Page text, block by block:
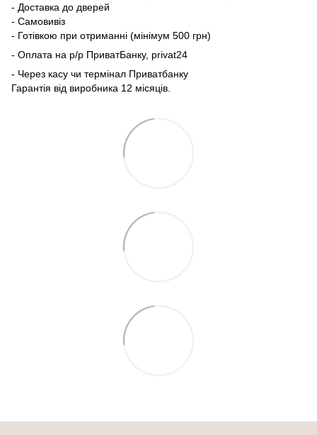
- Доставка до дверей
- Самовивіз
- Готівкою при отриманні (мінімум 500 грн)
- Оплата на р/р ПриватБанку, privat24
- Через касу чи термінал Приватбанку
Гарантія від виробника 12 місяців.